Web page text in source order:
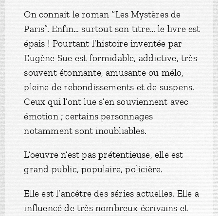
On connait le roman “Les Mystères de
Paris”. Enfin… surtout son titre… le livre est
épais ! Pourtant l’histoire inventée par
Eugène Sue est formidable, addictive, très
souvent étonnante, amusante ou mélo,
pleine de rebondissements et de suspens.
Ceux qui l’ont lue s’en souviennent avec
émotion ; certains personnages
notamment sont inoubliables.
L’oeuvre n’est pas prétentieuse, elle est
grand public, populaire, policière.
Elle est l’ancêtre des séries actuelles. Elle a
influencé de très nombreux écrivains et